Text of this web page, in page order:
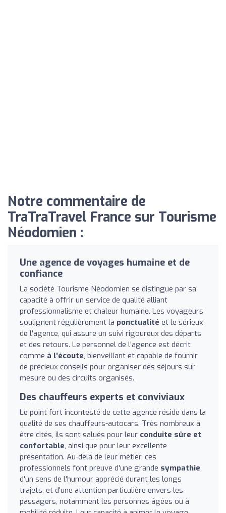
Notre commentaire de
TraTraTravel France sur Tourisme
Néodomien :
Une agence de voyages humaine et de
confiance
La société Tourisme Néodomien se distingue par sa
capacité à offrir un service de qualité alliant
professionnalisme et chaleur humaine. Les voyageurs
soulignent régulièrement la ponctualité et le sérieux
de l'agence, qui assure un suivi rigoureux des départs
et des retours. Le personnel de l'agence est décrit
comme à l'écoute, bienveillant et capable de fournir
de précieux conseils pour organiser des séjours sur
mesure ou des circuits organisés.
Des chauffeurs experts et conviviaux
Le point fort incontesté de cette agence réside dans la
qualité de ses chauffeurs-autocars. Très nombreux à
être cités, ils sont salués pour leur conduite sûre et
confortable, ainsi que pour leur excellente
présentation. Au-delà de leur métier, ces
professionnels font preuve d'une grande sympathie,
d'un sens de l'humour apprécié durant les longs
trajets, et d'une attention particulière envers les
passagers, notamment les personnes âgées ou à